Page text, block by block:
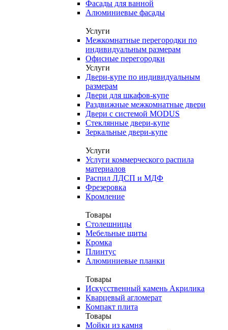
Фасады для ванной
Алюминиевые фасады
Услуги
Межкомнатные перегородки по
индивидуальным размерам
Офисные перегородки
Услуги
Двери-купе по индивидуальным
размерам
Двери для шкафов-купе
Раздвижные межкомнатные двери
Двери с системой MODUS
Стеклянные двери-купе
Зеркальные двери-купе
Услуги
Услуги коммерческого распила
материалов
Распил ЛДСП и МДФ
Фрезеровка
Кромление
Товары
Столешницы
Мебельные щиты
Кромка
Плинтус
Алюминиевые планки
Товары
Искусственный камень Акрилика
Кварцевый агломерат
Компакт плита
Товары
Мойки из камня